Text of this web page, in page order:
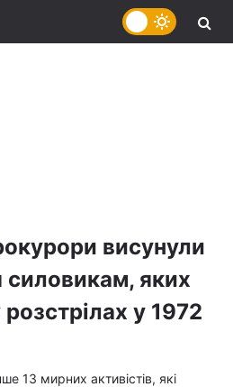
висунули
силовикам, яких
у 1972
13 мирних активістів, які